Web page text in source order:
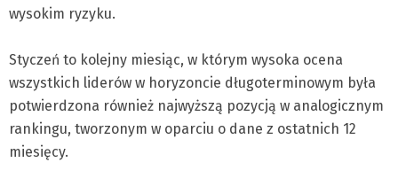
wysokim ryzyku.
Styczeń to kolejny miesiąc, w którym wysoka ocena
wszystkich liderów w horyzoncie długoterminowym była
potwierdzona również najwyższą pozycją w analogicznym
rankingu, tworzonym w oparciu o dane z ostatnich 12
miesięcy.